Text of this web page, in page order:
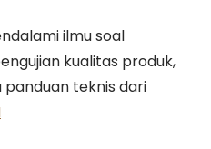
ilmu soal
kualitas produk,
teknis dari